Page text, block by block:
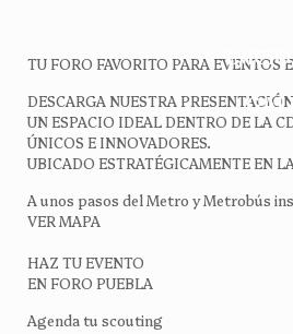
INICIO
TU FORO FAVORITO PARA EVENTOS
DESCARGA NUESTRA PRESENTACIÓN
UN ESPACIO IDEAL DENTRO DE LA
ÚNICOS E INNOVADORES.
UBICADO ESTRATÉGICAMENTE EN
A unos pasos del Metro y Metrobús
VER MAPA
HAZ TU EVENTO
EN FORO PUEBLA
Agenda tu scouting